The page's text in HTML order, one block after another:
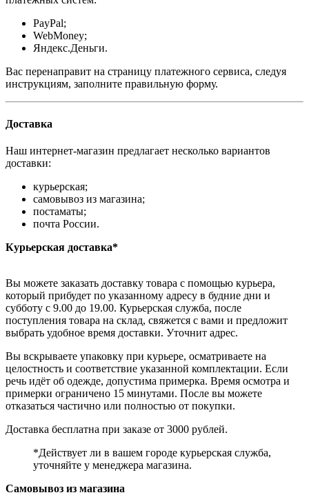
PayPal;
WebMoney;
Яндекс.Деньги.
Вас перенаправит на страницу платежного сервиса, следуя
инструкциям, заполните правильную форму.
Доставка
Наш интернет-магазин предлагает несколько вариантов
доставки:
курьерская;
самовывоз из магазина;
постаматы;
почта России.
Курьерская доставка*
Вы можете заказать доставку товара с помощью курьера,
который прибудет по указанному адресу в будние дни и
субботу с 9.00 до 19.00. Курьерская служба, после
поступления товара на склад, свяжется с вами и предложит
выбрать удобное время доставки. Уточнит адрес.
Вы вскрываете упаковку при курьере, осматриваете на
целостность и соответствие указанной комплектации. Если
речь идёт об одежде, допустима примерка. Время осмотра и
примерки ограничено 15 минутами. После вы можете
отказаться частично или полностью от покупки.
Доставка бесплатна при заказе от 3000 рублей.
*Действует ли в вашем городе курьерская служба,
уточняйте у менеджера магазина.
Самовывоз из магазина